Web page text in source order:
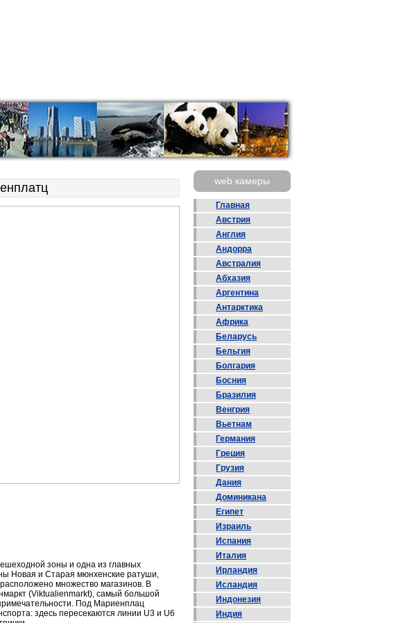
web камеры
Главная
Австрия
Англия
Андорра
Австралия
Абхазия
Аргентина
Антарктика
Африка
Беларусь
Бельгия
Болгария
Босния
Бразилия
Венгрия
Вьетнам
Германия
Греция
Грузия
Дания
Доминикана
Египет
Израиль
Испания
Италия
Ирландия
Исландия
Индонезия
Индия
зоны и одна из главных
Новая и Старая мюнхенские ратуши,
множество магазинов. В
(Viktualienmarkt), самый большой
Под Мариенплац
здесь пересекаются линии U3 и U6